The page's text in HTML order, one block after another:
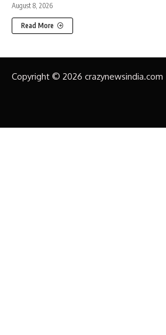
August 8, 2026
Read More
Copyright © 2026 crazynewsindia.com